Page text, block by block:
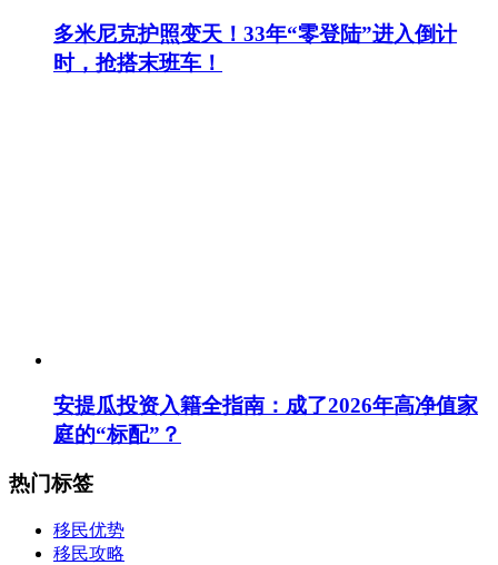
多米尼克护照变天！33年“零登陆”进入倒计
时，抢搭末班车！
安提瓜投资入籍全指南：成了2026年高净值家
庭的“标配”？
热门标签
移民优势
移民攻略